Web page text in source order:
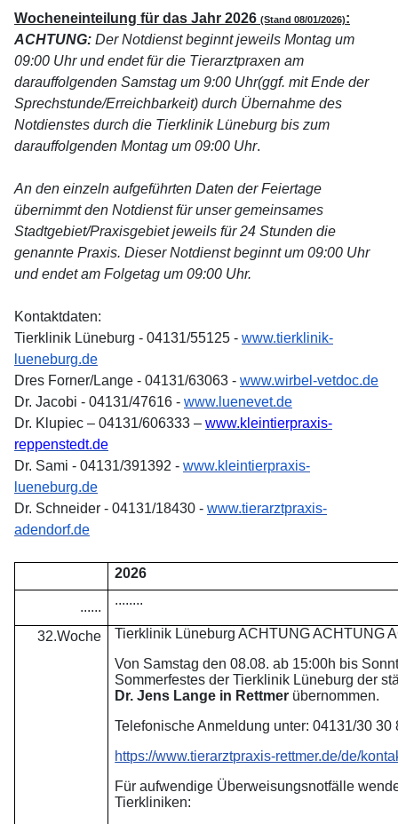
Wocheneinteilung für das Jahr 2026 (Stand 08/01/2026):
ACHTUNG: Der Notdienst beginnt jeweils Montag um
09:00 Uhr und endet für die Tierarztpraxen am
darauffolgenden Samstag um 9:00 Uhr(ggf. mit Ende der
Sprechstunde/Erreichbarkeit) durch Übernahme des
Notdienstes durch die Tierklinik Lüneburg bis zum
darauffolgenden Montag um 09:00 Uhr.
An den einzeln aufgeführten Daten der Feiertage
übernimmt den Notdienst für unser gemeinsames
Stadtgebiet/Praxisgebiet jeweils für 24 Stunden die
genannte Praxis. Dieser Notdienst beginnt um 09:00 Uhr
und endet am Folgetag um 09:00 Uhr.
Kontaktdaten:
Tierklinik Lüneburg - 04131/55125 - www.tierklinik-
lueneburg.de
Dres Forner/Lange - 04131/63063 - www.wirbel-vetdoc.de
Dr. Jacobi - 04131/47616 - www.luenevet.de
Dr. Klupiec – 04131/606333 – www.kleintierpraxis-
reppenstedt.de
Dr. Sami - 04131/391392 - www.kleintierpraxis-
lueneburg.de
Dr. Schneider - 04131/18430 - www.tierarztpraxis-
adendorf.de
2026
...... ........
32.Woche
Tierklinik Lüneburg ACHTUNG ACHTUNG
Von Samstag den 08.08. ab 15:00h bis
Sommerfestes der Tierklinik Lüneburg der
Dr. Jens Lange in Rettmer übernommen.
Telefonische Anmeldung unter: 04131/30 30
https://www.tierarztpraxis-rettmer.de/de/
Für aufwendige Überweisungsnotfälle
Tierkliniken: